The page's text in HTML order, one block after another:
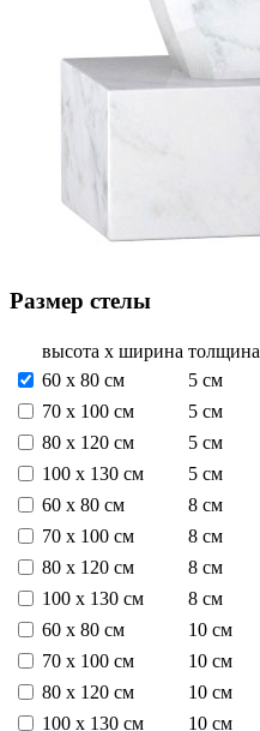
Размер стелы
высота х ширина толщина
60 х 80 см
5 см
70 х 100 см
5 см
80 х 120 см
5 см
100 х 130 см
5 см
60 х 80 см
8 см
70 х 100 см
8 см
80 х 120 см
8 см
100 х 130 см
8 см
60 х 80 см
10 см
70 х 100 см
10 см
80 х 120 см
10 см
100 х 130 см
10 см